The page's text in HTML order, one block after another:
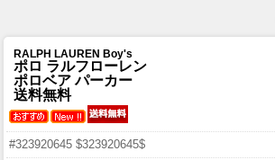
RALPH LAUREN Boy's
ポロ ラルフローレン
ポロベア パーカー
送料無料
#323920645 $323920645$